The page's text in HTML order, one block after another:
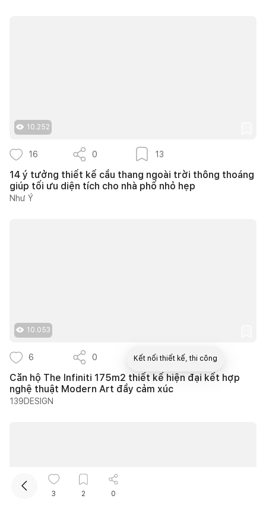
10.252
16 0 13
14 ý tưởng thiết kế cầu thang ngoài trời thông thoáng
giúp tối ưu diện tích cho nhà phố nhỏ hẹp
Như Ý
10.053
6 0 3
Căn hộ The Infiniti 175m2 thiết kế hiện đại kết hợp
nghệ thuật Modern Art đầy cảm xúc
139DESIGN
3 2 0
Kết nối thiết kế, thi công
Mua sắm hoàn thiện nhà